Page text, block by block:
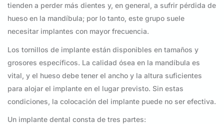
tienden a perder más dientes y, en general, a sufrir pérdida de
hueso en la mandíbula; por lo tanto, este grupo suele
necesitar implantes con mayor frecuencia.
Los tornillos de implante están disponibles en tamaños y
grosores específicos. La calidad ósea en la mandíbula es
vital, y el hueso debe tener el ancho y la altura suficientes
para alojar el implante en el lugar previsto. Sin estas
condiciones, la colocación del implante puede no ser efectiva.
Un implante dental consta de tres partes: